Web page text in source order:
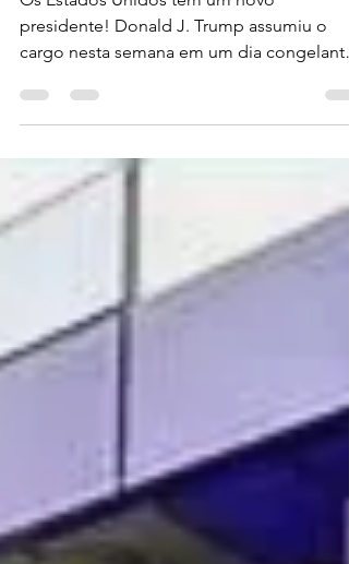
Os Estados Unidos têm um novo
presidente! Donald J. Trump assumiu o
cargo nesta semana em um dia congelante
em Washington. Muitas coisas...